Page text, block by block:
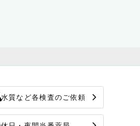
水質など各検査のご依頼